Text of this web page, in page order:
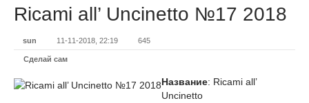
Ricami all’ Uncinetto №17 2018
sun 11-11-2018, 22:19 645
Сделай сам
Название: Ricami all’
Uncinetto